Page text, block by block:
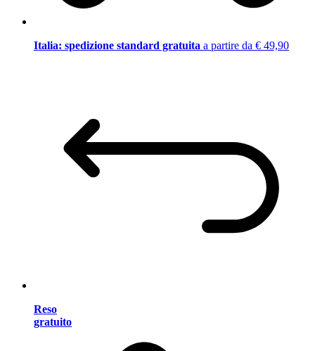
Italia: spedizione standard gratuita a partire da € 49,90
Reso
gratuito